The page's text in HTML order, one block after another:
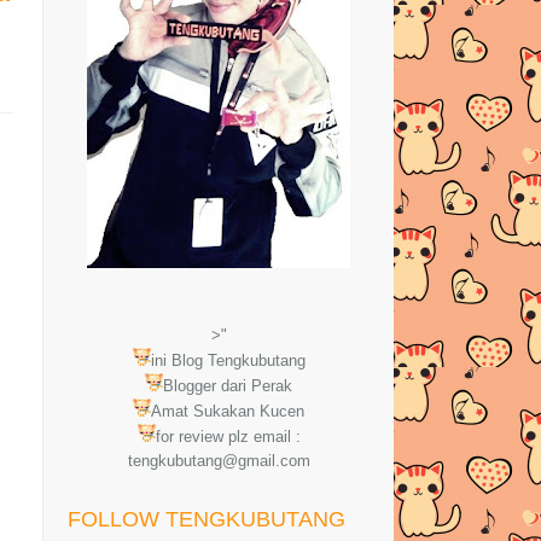
>"
ini Blog Tengkubutang
Blogger dari Perak
Amat Sukakan Kucen
for review plz email :
tengkubutang@gmail.com
FOLLOW TENGKUBUTANG